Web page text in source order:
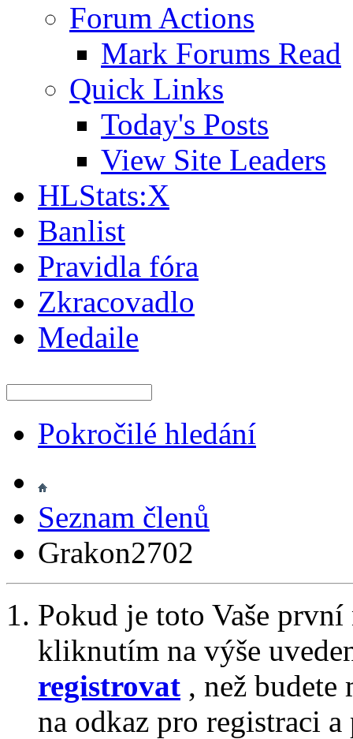
Forum Actions
Mark Forums Read
Quick Links
Today's Posts
View Site Leaders
HLStats:X
Banlist
Pravidla fóra
Zkracovadlo
Medaile
Pokročilé hledání
Seznam členů
Grakon2702
Pokud je toto Vaše
kliknutím na výše
registrovat , než
na odkaz pro registraci